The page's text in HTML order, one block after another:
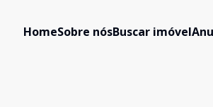
HomeSobre nósBuscar imóvel